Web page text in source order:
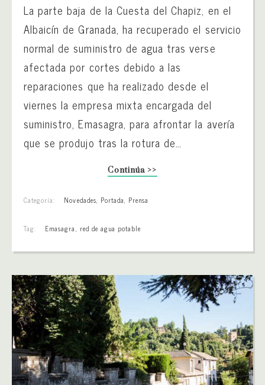
La parte baja de la Cuesta del Chapiz, en el
Albaicín de Granada, ha recuperado el servicio
normal de suministro de agua tras verse
afectada por cortes debido a las
reparaciones que ha realizado desde el
viernes la empresa mixta encargada del
suministro, Emasagra, para afrontar la avería
que se produjo tras la rotura de…
Continúa >>
Categoría: Novedades, Portada, Prensa
Tag: Emasagra, red de agua potable